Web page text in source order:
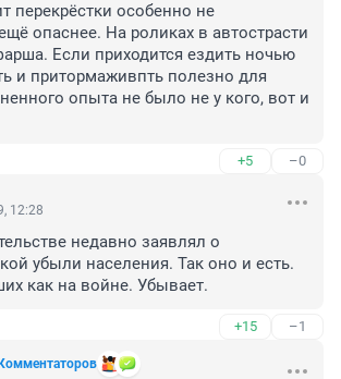
перекрёстки особенно не
опаснее. На роликах в автострасти
Если приходится ездить ночью
и притормаживпть полезно для
опыта не было не у кого, вот и
+5 –0
12:28
недавно заявлял о
убыли населения. Так оно и есть.
как на войне. Убывает.
+15 –1